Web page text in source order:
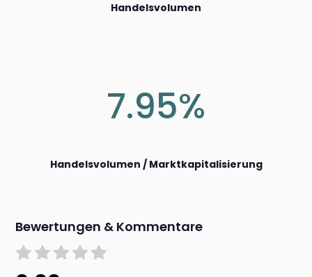
Handelsvolumen
7.95%
Handelsvolumen / Marktkapitalisierung
Bewertungen & Kommentare